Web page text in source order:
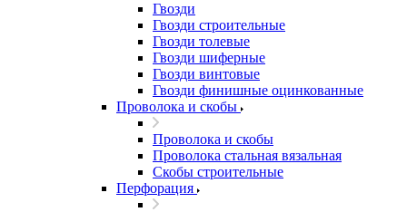
Гвозди
Гвозди строительные
Гвозди толевые
Гвозди шиферные
Гвозди винтовые
Гвозди финишные оцинкованные
Проволока и скобы
Проволока и скобы
Проволока стальная вязальная
Скобы строительные
Перфорация